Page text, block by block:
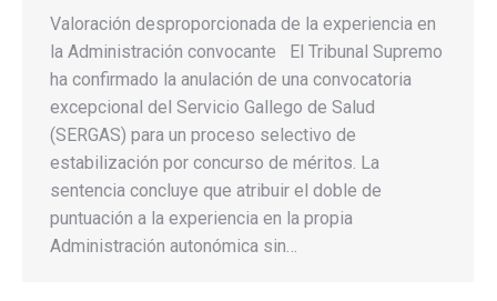
Valoración desproporcionada de la experiencia en
la Administración convocante El Tribunal Supremo
ha confirmado la anulación de una convocatoria
excepcional del Servicio Gallego de Salud
(SERGAS) para un proceso selectivo de
estabilización por concurso de méritos. La
sentencia concluye que atribuir el doble de
puntuación a la experiencia en la propia
Administración autonómica sin…